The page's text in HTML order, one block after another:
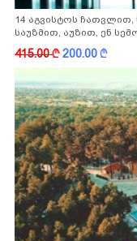
14 აგვისტოს ჩათვლით,
საუზმით, აუზით, ენ
415.00k200.00k